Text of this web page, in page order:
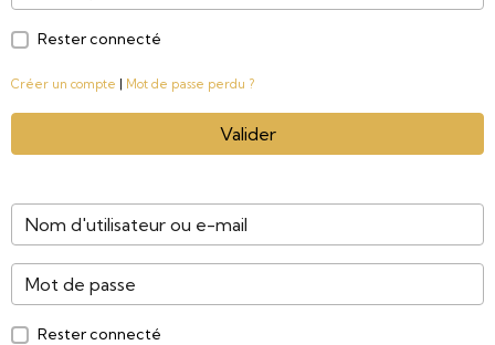
Rester connecté
Créer un compte | Mot de passe perdu ?
Valider
Rester connecté